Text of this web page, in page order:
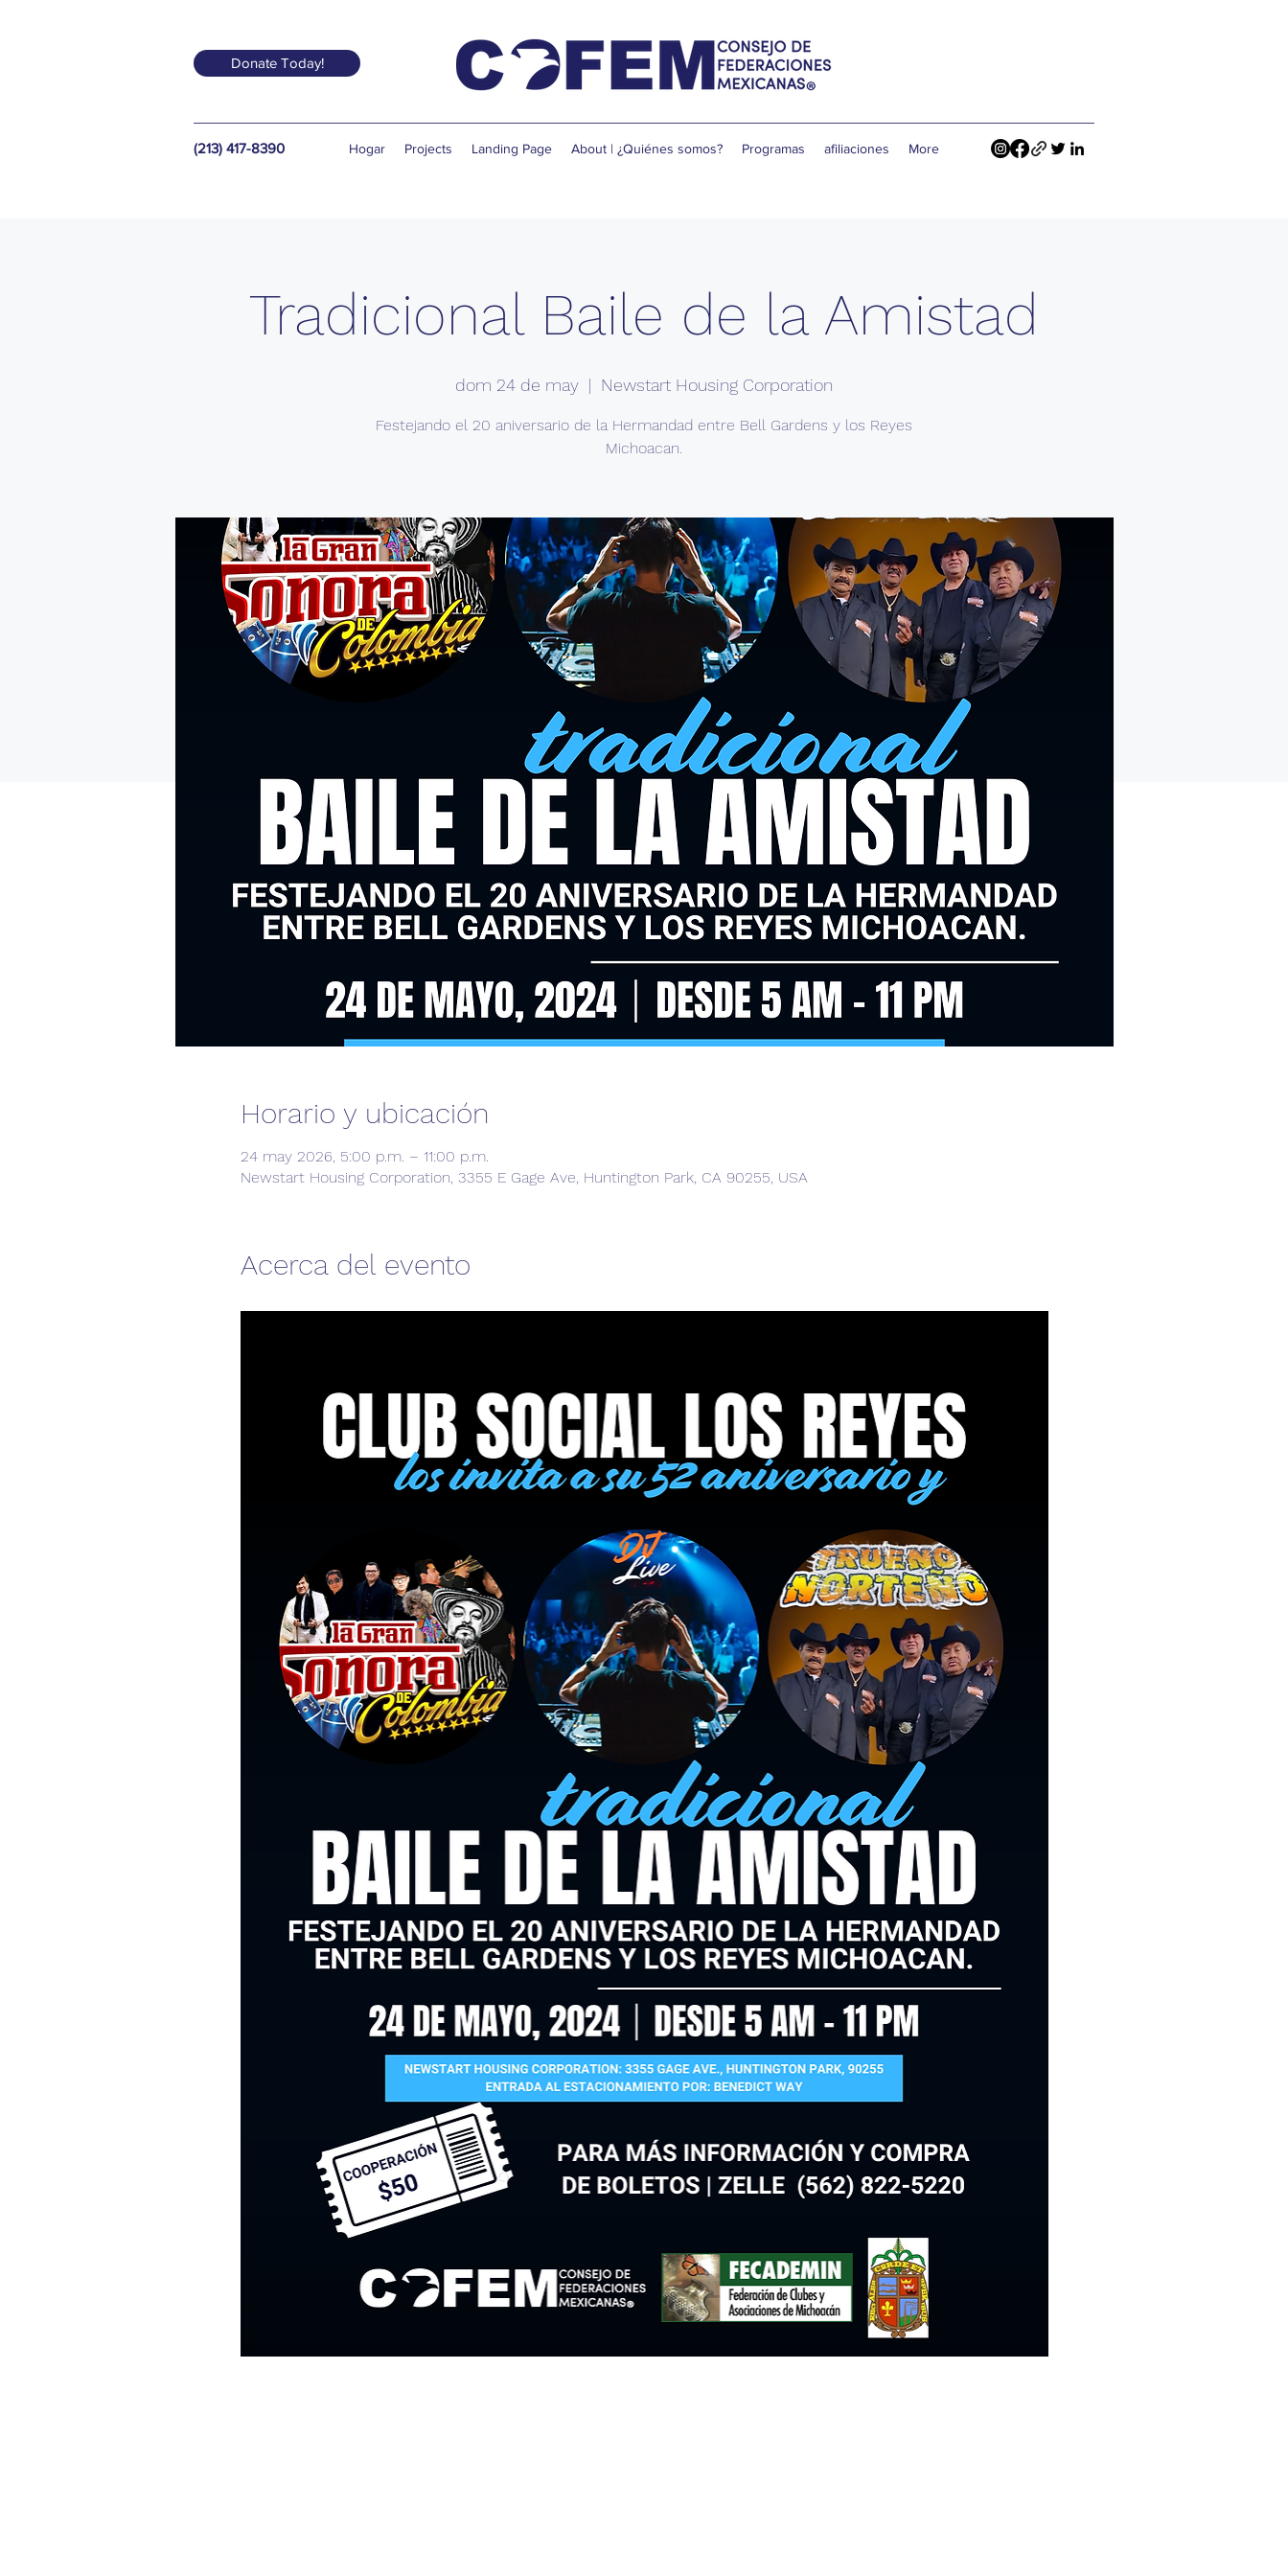
Donate Today!
(213) 417-8390 Hogar Projects Landing Page About | ¿Quiénes somos? Programas afiliaciones More
Tradicional Baile de la Amistad
dom 24 de may
  |
Newstart Housing Corporation
Festejando el 20 aniversario de la Hermandad entre Bell Gardens y los Reyes
Michoacan.
Horario y ubicación
24 may 2026, 5:00 p.m. – 11:00 p.m.
Newstart Housing Corporation, 3355 E Gage Ave, Huntington Park, CA 90255, USA
Acerca del evento